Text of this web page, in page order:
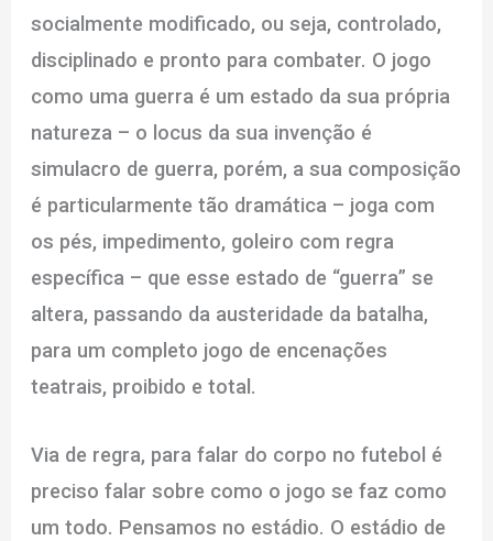
socialmente modificado, ou seja, controlado,
disciplinado e pronto para combater. O jogo
como uma guerra é um estado da sua própria
natureza – o locus da sua invenção é
simulacro de guerra, porém, a sua composição
é particularmente tão dramática – joga com
os pés, impedimento, goleiro com regra
específica – que esse estado de “guerra” se
altera, passando da austeridade da batalha,
para um completo jogo de encenações
teatrais, proibido e total.
Via de regra, para falar do corpo no futebol é
preciso falar sobre como o jogo se faz como
um todo. Pensamos no estádio. O estádio de